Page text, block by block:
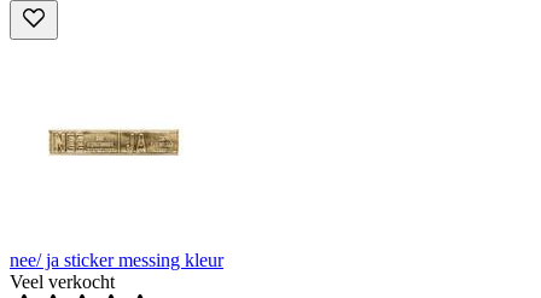
nee/ ja sticker messing kleur
Veel verkocht